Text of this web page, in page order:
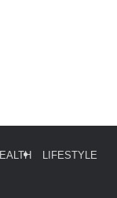
LIFESTYLE